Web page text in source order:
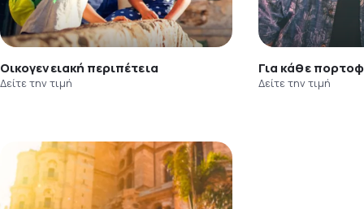
Οικογενειακή περιπέτεια
Δείτε την τιμή
Για κάθε
Δείτε την τιμή